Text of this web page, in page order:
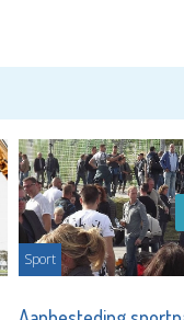
Sport